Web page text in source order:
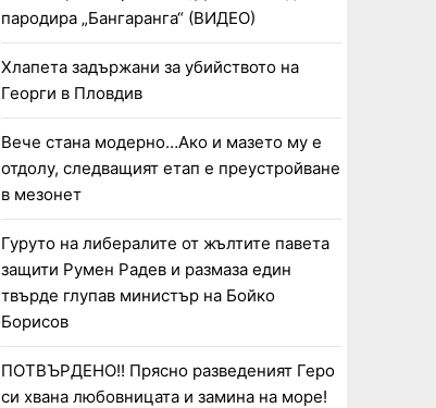
пародира „Бангаранга“ (ВИДЕО)
Хлапета задържани за убийството на
Георги в Пловдив
Вече стана модерно…Ако и мазето му е
отдолу, следващият етап е преустройване
в мезонет
Гуруто на либералите от жълтите павета
защити Румен Радев и размаза един
твърде глупав министър на Бойко
Борисов
ПОТВЪРДЕНО!! Прясно разведеният Геро
си хвана любовницата и замина на море!